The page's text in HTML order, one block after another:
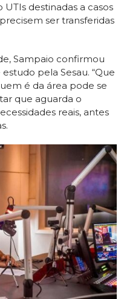
destinadas a casos
ser transferidas
Sampaio confirmou
pela Sesau. “Que
é da área pode se
que aguarda o
reais, antes